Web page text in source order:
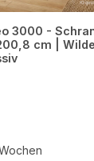
3000 -
cm |